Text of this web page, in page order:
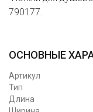
790177.
ОСНОВНЫЕ
Артикул
Тип
Длина